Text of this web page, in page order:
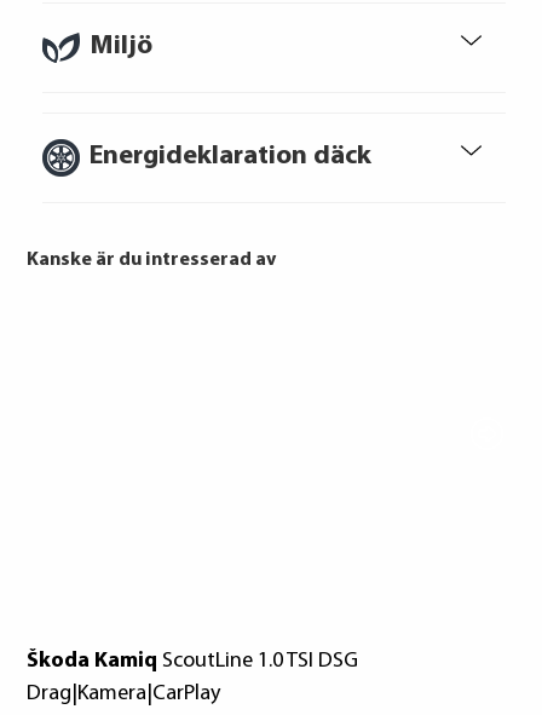
Miljö
Energideklaration däck
lån. För stöd, vänd dig till budget- och
Kanske är du intresserad av
Škoda Kamiq ScoutLine 1.0 TSI DSG
Drag|Kamera|CarPlay